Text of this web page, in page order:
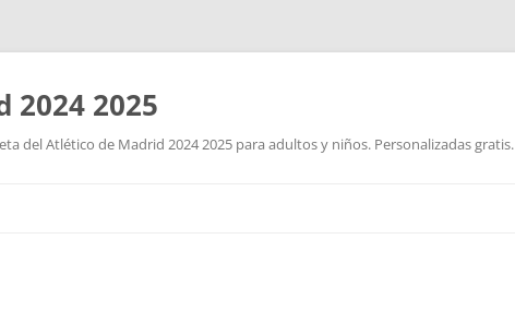
2025
del Atlético de Madrid 2024 2025 para adultos y niños. Personalizadas gratis.